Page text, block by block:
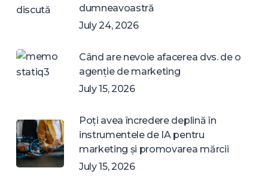
dumneavoastră
July 24, 2026
Când are nevoie afacerea dvs. de o
agenție de marketing
July 15, 2026
Poți avea încredere deplină în
instrumentele de IA pentru
marketing și promovarea mărcii
July 15, 2026